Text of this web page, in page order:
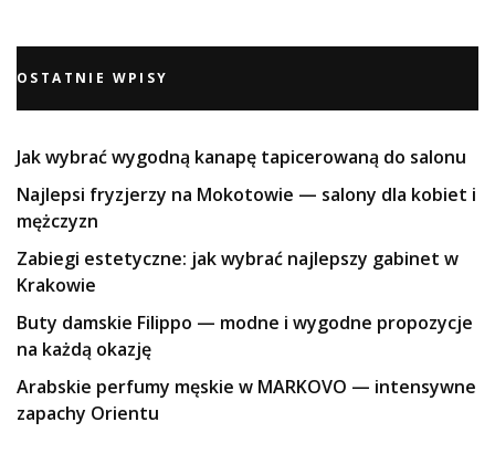
OSTATNIE WPISY
Jak wybrać wygodną kanapę tapicerowaną do salonu
Najlepsi fryzjerzy na Mokotowie — salony dla kobiet i
mężczyzn
Zabiegi estetyczne: jak wybrać najlepszy gabinet w
Krakowie
Buty damskie Filippo — modne i wygodne propozycje
na każdą okazję
Arabskie perfumy męskie w MARKOVO — intensywne
zapachy Orientu